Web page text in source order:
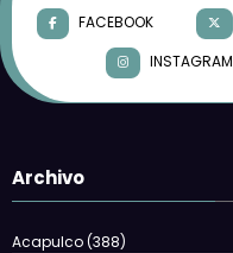
FACEBOOK
INSTAGRAM
Archivo
Acapulco(388)